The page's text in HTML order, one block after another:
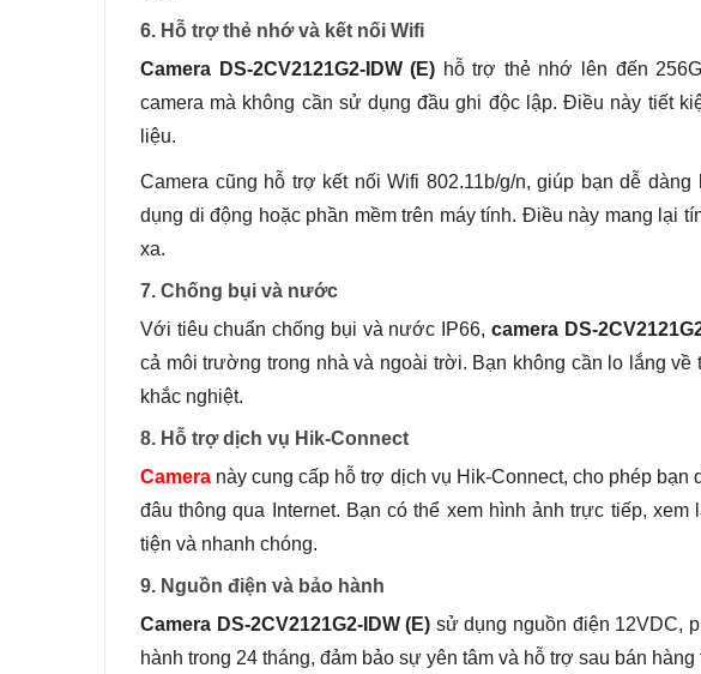
6. Hỗ trợ thẻ nhớ và kết nối Wifi
Camera DS-2CV2121G2-IDW (E) hỗ trợ thẻ nhớ lên đến
camera mà không cần sử dụng đầu ghi độc lập. Điều này tiết
liệu.
Camera cũng hỗ trợ kết nối Wifi 802.11b/g/n, giúp bạn dễ
dụng di động hoặc phần mềm trên máy tính. Điều này mang lại
xa.
7. Chống bụi và nước
Với tiêu chuẩn chống bụi và nước IP66, camera DS-
cả môi trường trong nhà và ngoài trời. Bạn không cần lo lắng
khắc nghiệt.
8. Hỗ trợ dịch vụ Hik-Connect
Camera này cung cấp hỗ trợ dịch vụ Hik-Connect, cho phép
đâu thông qua Internet. Bạn có thể xem hình ảnh trực tiếp,
tiện và nhanh chóng.
9. Nguồn điện và bảo hành
Camera DS-2CV2121G2-IDW (E) sử dụng nguồn điện 12VDC,
hành trong 24 tháng, đảm bảo sự yên tâm và hỗ trợ sau bán